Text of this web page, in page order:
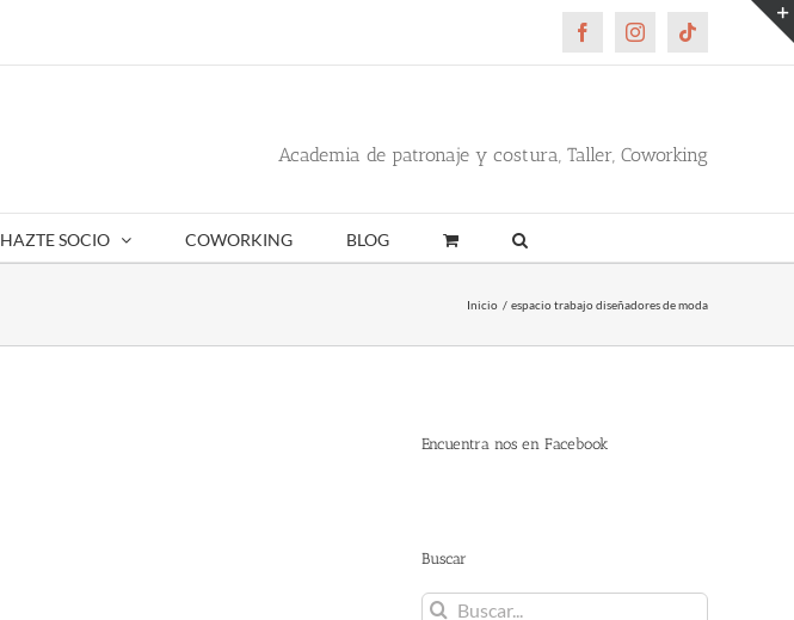
FacebookInstagramTiktok
Academia de patronaje y costura, Taller, Coworking
HAZTE SOCIO COWORKING BLOG
Inicio espacio trabajo diseñadores de moda
Encuentra nos en Facebook
Buscar
Buscar: